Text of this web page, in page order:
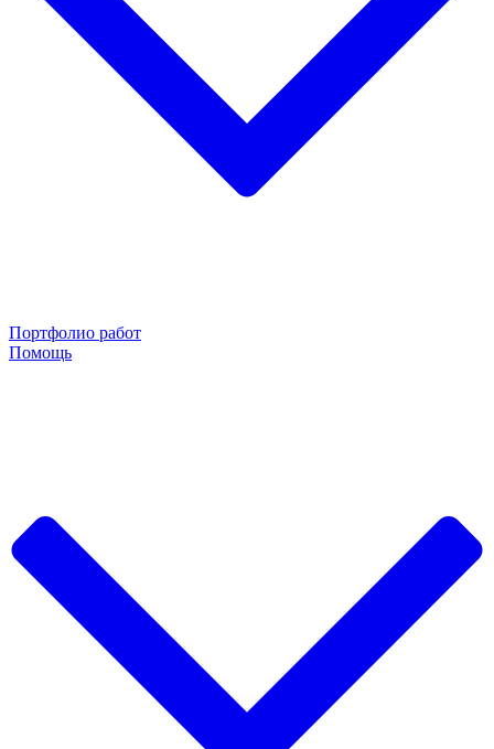
Портфолио работ
Помощь